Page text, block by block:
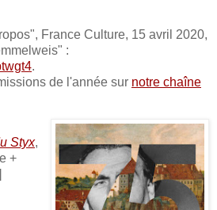
France Culture, 15 avril 2020,
:
.
de l'année sur notre chaîne
Styx,
+